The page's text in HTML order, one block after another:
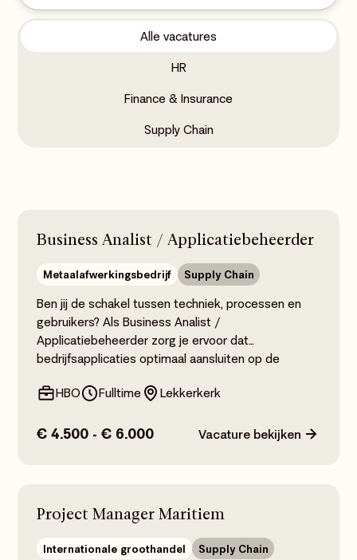
Alle vacatures
HR
Finance & Insurance
Supply Chain
Business Analist / Applicatiebeheerder
Metaalafwerkingsbedrijf Supply Chain
Ben jij de schakel tussen techniek, processen en
gebruikers? Als Business Analist /
Applicatiebeheerder zorg je ervoor dat
bedrijfsapplicaties optimaal aansluiten op de
ondersteunt gebruikers, ontwikkelt dashboards en
digitalisering. Je werkt met onder andere Microsoft
in automatisering.
HBO Fulltime Lekkerkerk
€ 4.500 - € 6.000 Vacature bekijken
Project Manager Maritiem
Internationale groothandel Supply Chain